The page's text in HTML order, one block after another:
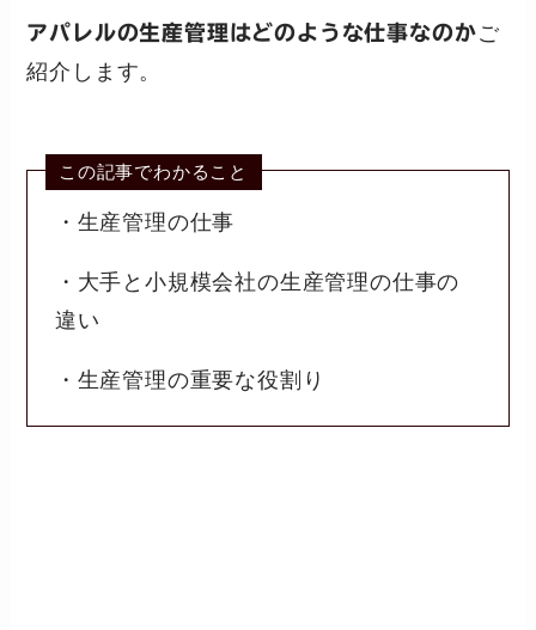
アパレルの生産管理はどのような仕事なのかご
紹介します。
この記事でわかること
・生産管理の仕事
・大手と小規模会社の生産管理の仕事の
違い
・生産管理の重要な役割り